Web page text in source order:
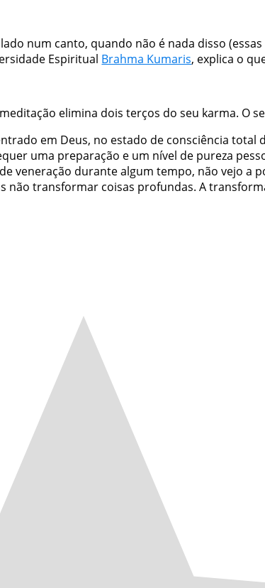
num canto, quando não é nada disso
Espiritual Brahma Kumaris, explica o
elimina dois terços do seu karma. O
em Deus, no estado de consciência total
uma preparação e um nível de pureza
veneração durante algum tempo, não vejo a
não transformar coisas profundas. A